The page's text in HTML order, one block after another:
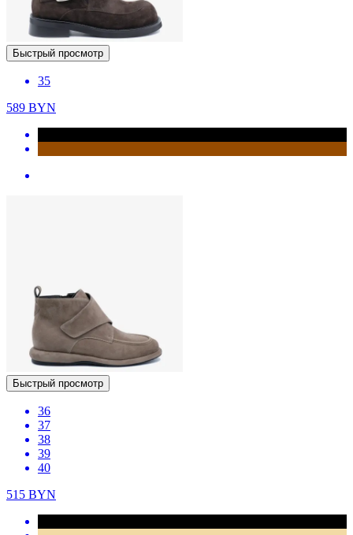
Быстрый просмотр
35
589 BYN
Быстрый просмотр
36
37
38
39
40
515 BYN